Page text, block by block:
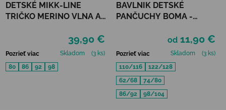
DETSKÉ MIKK-LINE
TRIČKO MERINO VLNA A
39,90 €
Pozrieť viac Skladom
(3 ks)
80
86 92 98
BAVLNIK DETSKÉ
PANČUCHY BOMA -
od 11,90 €
Pozrieť viac Skladom
(3 ks)
110/116
122/128
62/68
74/80
86/92
98/104